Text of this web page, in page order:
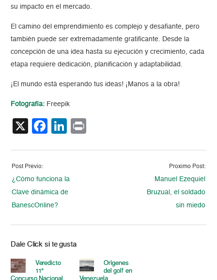
su impacto en el mercado.
El camino del emprendimiento es complejo y desafiante, pero
también puede ser extremadamente gratificante. Desde la
concepción de una idea hasta su ejecución y crecimiento, cada
etapa requiere dedicación, planificación y adaptabilidad.
¡El mundo está esperando tus ideas! ¡Manos a la obra!
Fotografía: Freepik
X Facebook
LinkedIn
Post Previo:
¿Cómo funciona la
Clave dinámica de
BanescOnline?
Proximo Post:
Manuel Ezequiel
Bruzual, el soldado
sin miedo
Dale Click si te gusta
Veredicto
11°
Orígenes
del golf en